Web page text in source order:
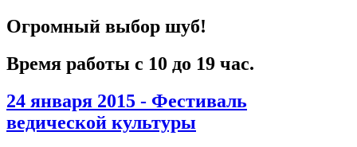
Огромный выбор шуб!
Время работы с 10 до 19 час.
24 января 2015 - Фестиваль
ведической культуры